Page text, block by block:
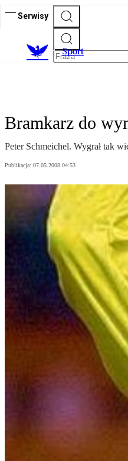
Serwisy
Sport
Bramkarz do
Peter Schmeichel. Wygrał tak
Publikacja: 07.05.2008 04:53